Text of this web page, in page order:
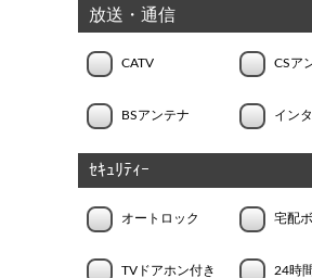
放送・通信
CATV CSア
BSアンテナ イン
ｾｷｭﾘﾃｨｰ
オートロック 宅配
TVドアホン付き 24時